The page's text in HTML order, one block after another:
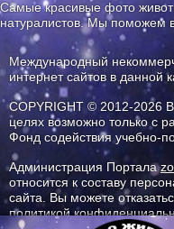
Самые красивые фото
натуралистов. Мы поможем
Международный
интернет сайтов в данной
COPYRIGHT © 2012-2026
целях возможно только с
Фонд содействия учебно-
Администрация Портала
относится к составу
сайта. Вы можете
политикой